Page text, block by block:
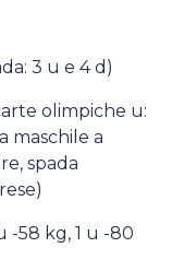
3 u e 4 d)
olimpiche u:
maschile a
spada
-58 kg, 1 u -80